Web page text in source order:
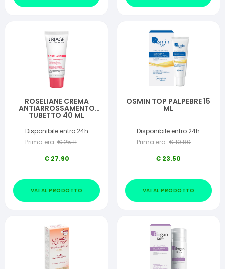
ROSELIANE CREMA
ANTIARROSSAMENTO
TUBETTO 40 ML
Disponibile entro 24h
Prima era: €25.11
€ 27.90
VAI AL PRODOTTO
OSMIN TOP PALPEBRE 15
ML
Disponibile entro 24h
Prima era: €19.80
€ 23.50
VAI AL PRODOTTO